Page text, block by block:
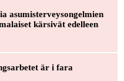
asumisterveysongelmien
kärsivät edelleen
är i fara